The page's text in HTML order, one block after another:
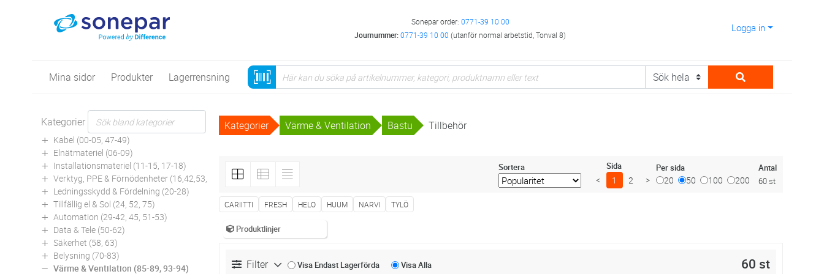
Sonepar order: 0771-39 10 00
Journummer:0771-39 10 00 (utanför normal arbetstid, Tonval 8)
Logga in
Mina sidor Produkter Lagerrensning
Kategorier
Kabel (00-05, 47-49)
Elnätmateriel (06-09)
Installationsmateriel (11-15, 17-18)
Verktyg, PPE & Förnödenheter (16,42,53,94)
Ledningsskydd & Fördelning (20-28)
Tillfällig el & Sol (24, 52, 75)
Automation (29-42, 45, 51-53)
Data & Tele (50-62)
Säkerhet (58, 63)
Belysning (70-83)
Värme & Ventilation (85-89, 93-94)
Kategorier Värme & Ventilation Bastu Tillbehör
Sortera Sida
< 1 2 >
Per sida
20 50 100 200
Antal
60 st
CARIITTI FRESH HELO HUUM NARVI TYLÖ
Produktlinjer
Filter Visa Endast Lagerförda VisaAlla 60 st